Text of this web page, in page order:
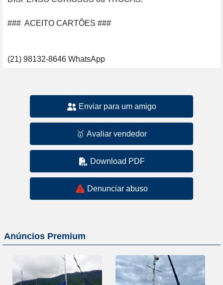
###  ACEITO CARTÕES ###
Enviar para um amigo
🥇 Avaliar vendedor
Download PDF
Denunciar abuso
Anúncios Premium